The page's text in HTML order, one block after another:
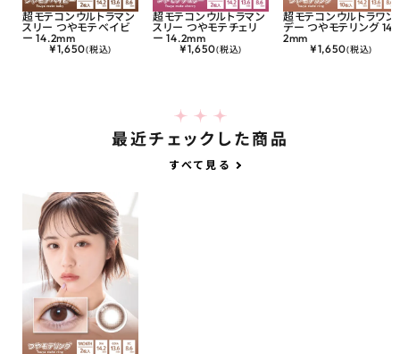
超モテコンウルトラマン
スリー つやモテベイビ
ー 14.2mm
¥1,650(税込)
超モテコンウルトラマン
スリー つやモテチェリ
ー 14.2mm
¥1,650(税込)
超モテコンウルトラワン
デー つやモテリング 14.
2mm
¥1,650(税込)
最近チェックした商品
すべて見る